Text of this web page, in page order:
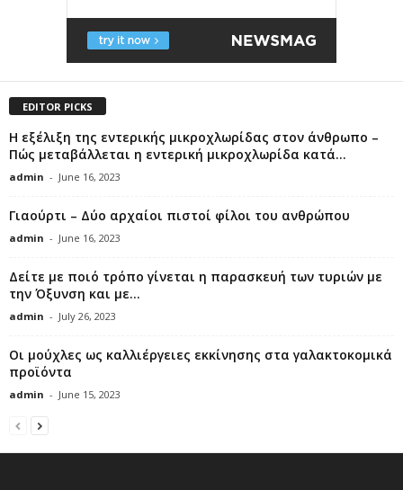
EDITOR PICKS
Η εξέλιξη της εντερικής μικροχλωρίδας στον άνθρωπο –
Πώς μεταβάλλεται η εντερική μικροχλωρίδα κατά...
admin - June 16, 2023
Γιαούρτι – Δύο αρχαίοι πιστοί φίλοι του ανθρώπου
admin - June 16, 2023
Δείτε με ποιό τρόπο γίνεται η παρασκευή των τυριών με
την Όξυνση και με...
admin - July 26, 2023
Οι μούχλες ως καλλιέργειες εκκίνησης στα γαλακτοκομικά
προϊόντα
admin - June 15, 2023